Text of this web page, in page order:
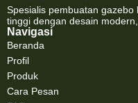
Spesialis pembuatan
tinggi dengan desain
Navigasi
Beranda
Profil
Produk
Cara Pesan